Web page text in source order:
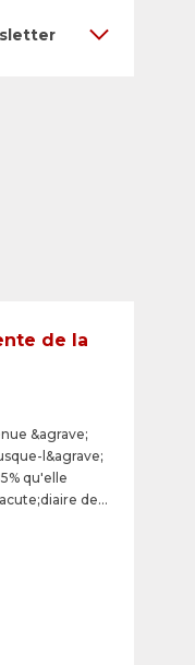
de la
&agrave;
l&agrave;
qu'elle
de